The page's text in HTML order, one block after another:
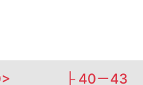
├ 40－43